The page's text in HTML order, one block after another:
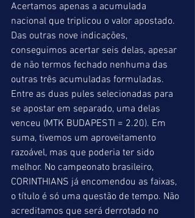
Acertamos apenas a acumulada
nacional que triplicou o valor apostado.
Das outras nove indicações,
conseguimos acertar seis delas, apesar
de não termos fechado nenhuma das
outras três acumuladas formuladas.
Entre as duas pules selecionadas para
se apostar em separado, uma delas
venceu (MTK BUDAPESTI = 2.20). Em
suma, tivemos um aproveitamento
razoável, mas que poderia ter sido
melhor. No campeonato brasileiro,
CORINTHIANS já encomendou as faixas,
o título é só uma questão de tempo. Não
acreditamos que será derrotado no